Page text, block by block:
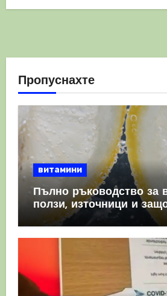
Пропуснахте
витамини
Пълно ръководство за
ползи, източници и
имунната система